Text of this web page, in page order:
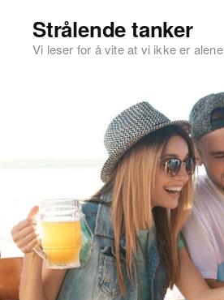
Strålende tanker
Vi leser for å vite at vi ikke er alene